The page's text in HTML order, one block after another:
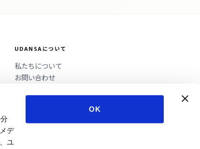
デ
ユ
OK
UDANSAについて
私たちについて
お問い合わせ